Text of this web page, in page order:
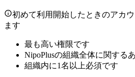
初めて利用開始したときのアカ
ます
最も高い権限です
NipoPlusの組織全体に関する
組織内に1名以上必須です